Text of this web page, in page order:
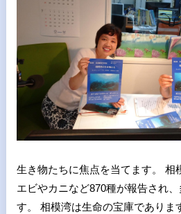
生き物たちに焦点を当てます。 相
エビやカニなど870種が報告され
す。 相模湾は生命の宝庫でありま